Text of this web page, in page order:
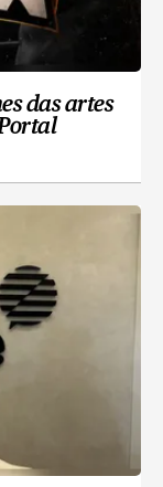
das artes